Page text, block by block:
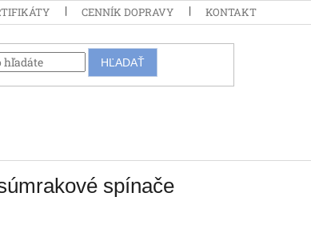
CENNÍK DOPRAVY KONTAKT
HĽADAŤ
spínače